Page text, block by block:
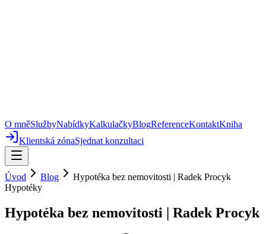
O mněSlužbyNabídkyKalkulačkyBlogReferenceKontaktKniha
Klientská zónaSjednat konzultaci
Úvod Blog
Hypotéka bez nemovitosti | Radek Procyk
Hypotéky
Hypotéka bez nemovitosti | Radek Procyk